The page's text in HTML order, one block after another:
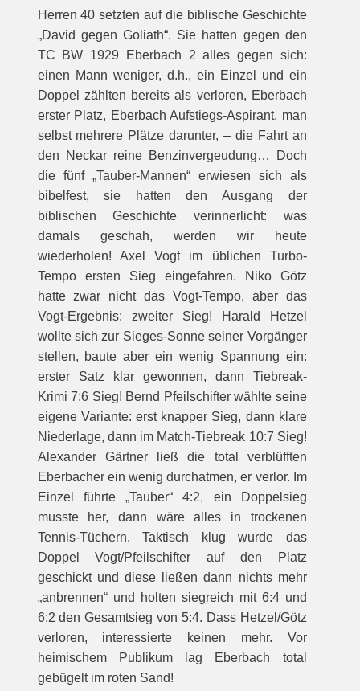
Herren 40 setzten auf die biblische Geschichte
„David gegen Goliath“. Sie hatten gegen den
TC BW 1929 Eberbach 2 alles gegen sich:
einen Mann weniger, d.h., ein Einzel und ein
Doppel zählten bereits als verloren, Eberbach
erster Platz, Eberbach Aufstiegs-Aspirant, man
selbst mehrere Plätze darunter, – die Fahrt an
den Neckar reine Benzinvergeudung… Doch
die fünf „Tauber-Mannen“ erwiesen sich als
bibelfest, sie hatten den Ausgang der
biblischen Geschichte verinnerlicht: was
damals geschah, werden wir heute
wiederholen! Axel Vogt im üblichen Turbo-
Tempo ersten Sieg eingefahren. Niko Götz
hatte zwar nicht das Vogt-Tempo, aber das
Vogt-Ergebnis: zweiter Sieg! Harald Hetzel
wollte sich zur Sieges-Sonne seiner Vorgänger
stellen, baute aber ein wenig Spannung ein:
erster Satz klar gewonnen, dann Tiebreak-
Krimi 7:6 Sieg! Bernd Pfeilschifter wählte seine
eigene Variante: erst knapper Sieg, dann klare
Niederlage, dann im Match-Tiebreak 10:7 Sieg!
Alexander Gärtner ließ die total verblüfften
Eberbacher ein wenig durchatmen, er verlor. Im
Einzel führte „Tauber“ 4:2, ein Doppelsieg
musste her, dann wäre alles in trockenen
Tennis-Tüchern. Taktisch klug wurde das
Doppel Vogt/Pfeilschifter auf den Platz
geschickt und diese ließen dann nichts mehr
„anbrennen“ und holten siegreich mit 6:4 und
6:2 den Gesamtsieg von 5:4. Dass Hetzel/Götz
verloren, interessierte keinen mehr. Vor
heimischem Publikum lag Eberbach total
gebügelt im roten Sand!